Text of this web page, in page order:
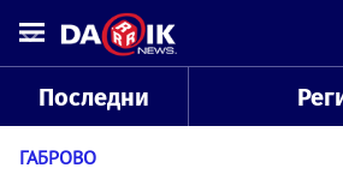
Последни
ГАБРОВО